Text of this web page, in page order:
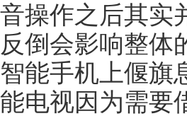
音操作之后其实
反倒会影响整体
智能手机上偃旗
能电视因为需要